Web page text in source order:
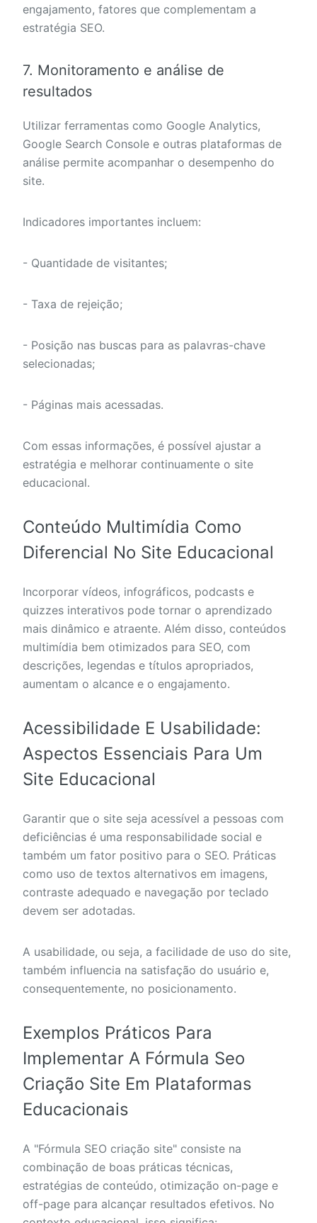
engajamento, fatores que complementam a
estratégia SEO.
7. Monitoramento e análise de
resultados
Utilizar ferramentas como Google Analytics,
Google Search Console e outras plataformas de
análise permite acompanhar o desempenho do
site.
Indicadores importantes incluem:
- Quantidade de visitantes;
- Taxa de rejeição;
- Posição nas buscas para as palavras-chave
selecionadas;
- Páginas mais acessadas.
Com essas informações, é possível ajustar a
estratégia e melhorar continuamente o site
educacional.
Conteúdo Multimídia Como
Diferencial No Site Educacional
Incorporar vídeos, infográficos, podcasts e
quizzes interativos pode tornar o aprendizado
mais dinâmico e atraente. Além disso, conteúdos
multimídia bem otimizados para SEO, com
descrições, legendas e títulos apropriados,
aumentam o alcance e o engajamento.
Acessibilidade E Usabilidade:
Aspectos Essenciais Para Um
Site Educacional
Garantir que o site seja acessível a pessoas com
deficiências é uma responsabilidade social e
também um fator positivo para o SEO. Práticas
como uso de textos alternativos em imagens,
contraste adequado e navegação por teclado
devem ser adotadas.
A usabilidade, ou seja, a facilidade de uso do site,
também influencia na satisfação do usuário e,
consequentemente, no posicionamento.
Exemplos Práticos Para
Implementar A Fórmula Seo
Criação Site Em Plataformas
Educacionais
A "Fórmula SEO criação site" consiste na
combinação de boas práticas técnicas,
estratégias de conteúdo, otimização on-page e
off-page para alcançar resultados efetivos. No